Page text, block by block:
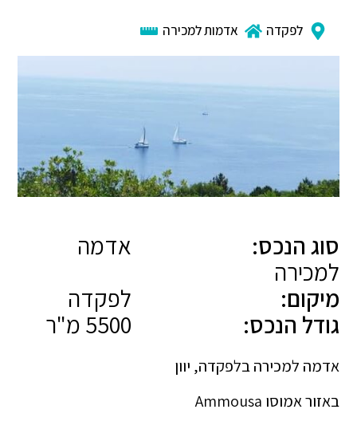
לפקדה אדמות למכירה
סוג הנכס:
אדמה
למכירה
מיקום:
לפקדה
גודל הנכס:
אדמה למכירה בלפקדה, יוון
באזור אמוסו Ammousa